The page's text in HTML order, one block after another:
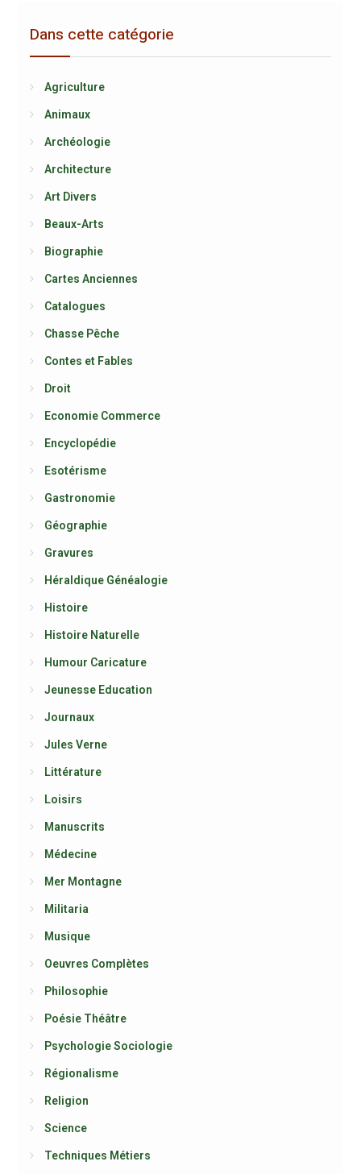
Dans cette catégorie
Agriculture
Animaux
Archéologie
Architecture
Art Divers
Beaux-Arts
Biographie
Cartes Anciennes
Catalogues
Chasse Pêche
Contes et Fables
Droit
Economie Commerce
Encyclopédie
Esotérisme
Gastronomie
Géographie
Gravures
Héraldique Généalogie
Histoire
Histoire Naturelle
Humour Caricature
Jeunesse Education
Journaux
Jules Verne
Littérature
Loisirs
Manuscrits
Médecine
Mer Montagne
Militaria
Musique
Oeuvres Complètes
Philosophie
Poésie Théâtre
Psychologie Sociologie
Régionalisme
Religion
Science
Techniques Métiers